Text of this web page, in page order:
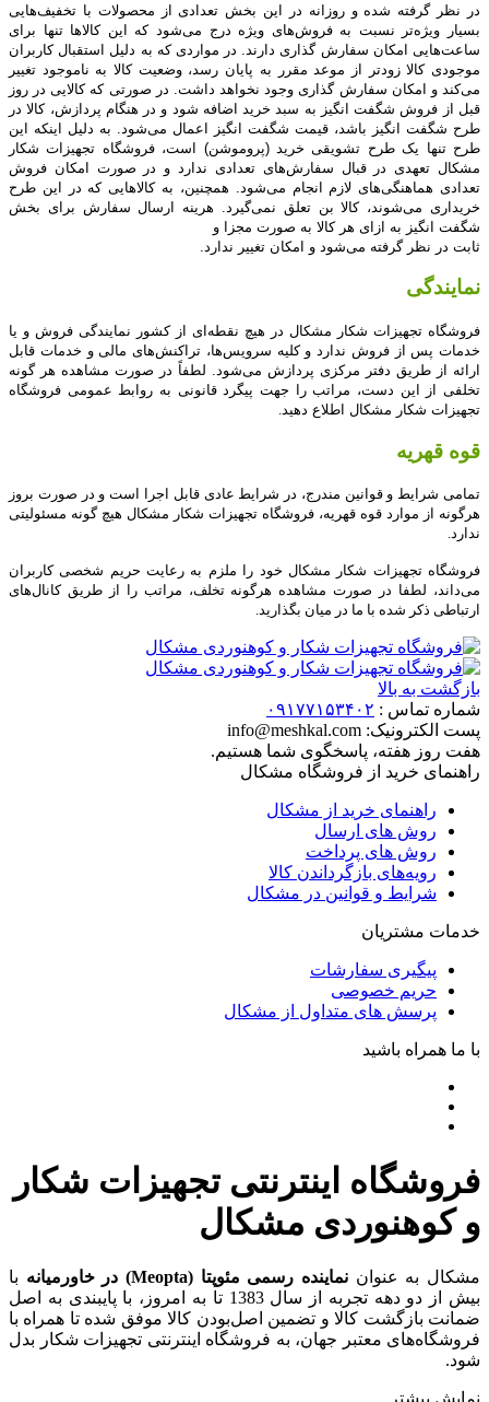
در نظر گرفته شده و روزانه در این بخش تعدادی از محصولات با تخفیف‏‌هایی
بسیار ویژه‏‌تر نسبت به فروش‌‏های ویژه درج می‏‌شود که این کالاها تنها برای
ساعت‏‌هایی امکان سفارش گذاری دارند. در مواردی که به دلیل استقبال کاربران
موجودی کالا زودتر از موعد مقرر به پایان رسد، وضعیت کالا به ناموجود تغییر
می‏‌کند و امکان سفارش گذاری وجود نخواهد داشت. در صورتی که کالایی در روز
قبل از فروش شگفت انگیز به سبد خرید اضافه شود و در هنگام پردازش، کالا در
طرح شگفت انگیز باشد، قیمت شگفت انگیز اعمال می‏‌شود. به دلیل اینکه این
طرح تنها یک طرح تشویقی خرید (پروموشن) است، فروشگاه تجهیزات شکار
مشکال تعهدی در قبال سفارش‌‏های تعدادی ندارد و در صورت امکان فروش
تعدادی هماهنگی‌‏های لازم انجام می‏‌شود. همچنین، به کالاهایی که در این طرح
خریداری می‌شوند، کالا بن تعلق نمی‌گیرد. هرینه ارسال سفارش برای بخش
شگفت انگیز به ازای هر کالا به صورت مجزا و
ثابت در نظر گرفته می‏‌شود و امکان تغییر ندارد
نمایندگی
فروشگاه تجهیزات شکار مشکال در هیچ نقطه‏‌ای از کشور نمایندگی فروش و یا
خدمات پس از فروش ندارد و کلیه سرویس‌‏ها، تراکنش‏‌های مالی و خدمات قابل
ارائه از طریق دفتر مرکزی پردازش می‏‌شود. لطفاً در صورت مشاهده هر گونه
تخلفی از این دست، مراتب را جهت پیگرد قانونی به روابط عمومی فروشگاه
تجهیزات شکار مشکال اطلاع دهید
قوه قهریه
تمامی شرایط و قوانین مندرج، در شرایط عادی قابل اجرا است و در صورت بروز
هرگونه از موارد قوه قهریه، فروشگاه تجهیزات شکار مشکال هیچ گونه مسئولیتی
ندارد.
فروشگاه تجهیزات شکار مشکال خود را ملزم به رعایت حریم شخصی کاربران
می‌داند، لطفا در صورت مشاهده هرگونه تخلف، مراتب را از طریق کانال‏‌های
ارتباطی ذکر شده با ما در میان بگذارید.
بازگشت به بالا
شماره تماس : ۰۹۱۷۷۱۵۳۴۰۲
پست الکترونیک: info@meshkal.com
هفت روز هفته، پاسخگوی شما هستیم.
راهنمای خرید از فروشگاه مشکال
راهنمای خرید از مشکال
روش های ارسال
روش های پرداخت
رویه‌های بازگرداندن کالا
شرایط و قوانین در مشکال
خدمات مشتریان
پیگیری سفارشات
حریم خصوصی
پرسش های متداول از مشکال
با ما همراه باشید
فروشگاه اینترنتی تجهیزات شکار
و کوهنوردی مشکال
مشکال به عنوان نماینده رسمی مئوپتا (Meopta) در خاورمیانه
با
بیش از دو دهه تجربه از سال 1383 تا به امروز، با پایبندی به اصل
ضمانت بازگشت کالا و تضمین اصل‌بودن کالا موفق شده تا همراه با
فروشگاه‌های معتبر جهان، به فروشگاه اینترنتی تجهیزات شکار بدل
شود.